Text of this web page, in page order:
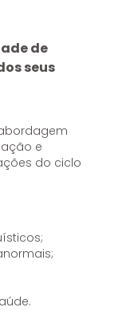
de
seus
abordagem
e
do ciclo